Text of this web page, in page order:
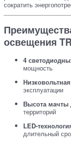
сократить
освещения
4
мощность
эксплуатации
Высота мачты
территорий
LED-
длительный